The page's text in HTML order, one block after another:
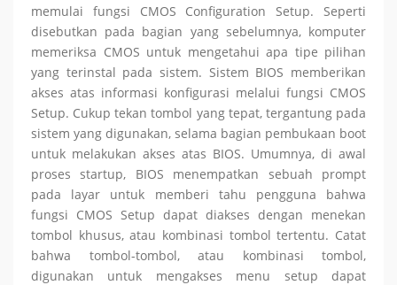
memulai fungsi CMOS Configuration Setup. Seperti
disebutkan pada bagian yang sebelumnya, komputer
memeriksa CMOS untuk mengetahui apa tipe pilihan
yang terinstal pada sistem. Sistem BIOS memberikan
akses atas informasi konfigurasi melalui fungsi CMOS
Setup. Cukup tekan tombol yang tepat, tergantung pada
sistem yang digunakan, selama bagian pembukaan boot
untuk melakukan akses atas BIOS. Umumnya, di awal
proses startup, BIOS menempatkan sebuah prompt
pada layar untuk memberi tahu pengguna bahwa
fungsi CMOS Setup dapat diakses dengan menekan
tombol khusus, atau kombinasi tombol tertentu. Catat
bahwa tombol-tombol, atau kombinasi tombol,
digunakan untuk mengakses menu setup dapat